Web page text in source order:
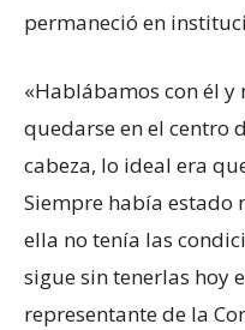
permaneció en
«Hablábamos con él
quedarse en el centro
cabeza, lo ideal era
Siempre había estado
ella no tenía las
sigue sin tenerlas hoy
representante de la